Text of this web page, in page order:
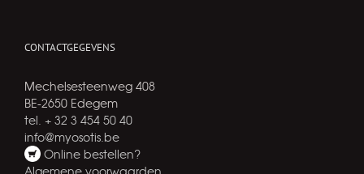
CONTACTGEGEVENS
Mechelsesteenweg 408
BE-2650 Edegem
tel. + 32 3 454 50 40
info@myosotis.be
Online bestellen?